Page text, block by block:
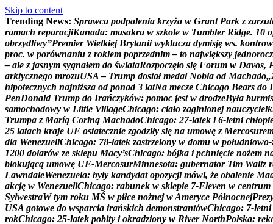
Skip to content
Trending News: Sprawca podpalenia krzyża w Grant Park z zarzut
ramach reparacjiKanada: masakra w szkole w Tumbler Ridge. 10 o
obrzydliwy”Premier Wielkiej Brytanii wyklucza dymisję ws. kontrow
proc. w porównaniu z rokiem poprzednim – to największy jednorocz
– ale z jasnym sygnałem do świataRozpoczęło się Forum w Davos,
arktycznego mrozuUSA – Trump dostał medal Nobla od Machado„
hipotecznych najniższa od ponad 3 latNa mecze Chicago Bears do I
PenDonald Trump do Irańczyków: pomoc jest w drodzeByła burmis
samochodowy w Little VillageChicago: ciało zaginionej nauczycielk
Trumpa z Maríą Coriną MachadoChicago: 27-latek i 6-letni chłopi
25 latach kraje UE ostatecznie zgodziły się na umowę z Mercosure
dla WenezueliChicago: 78-latek zastrzelony w domu w południowo-
1200 dolarów ze sklepu Macy’sChicago: bójka i pchnięcie nożem n
blokującą umowę UE-MercosurMinnesota: gubernator Tim Waltz r
LawndaleWenezuela: były kandydat opozycji mówi, że obalenie Ma
akcję w WenezueliChicago: rabunek w sklepie 7-Eleven w centrum
SylwestraW tym roku MŚ w piłce nożnej wAmeryce PółnocnejPrez
USA gotowe do wsparcia irańskich demonstrantówChicago: 7-letni
rokChicago: 25-latek pobity i okradziony w River NorthPolska: rek